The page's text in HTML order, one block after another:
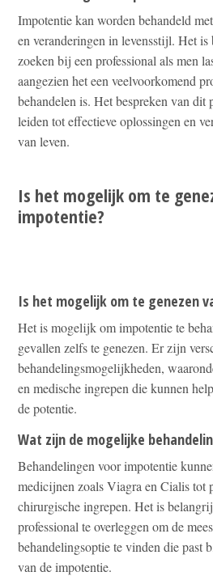
Impotentie kan worden behandeld
en veranderingen in levensstijl. Het
zoeken bij een professional als men
aangezien het een veelvoorkomend
behandelen is. Het bespreken van dit
leiden tot effectieve oplossingen en
van leven.
Is het mogelijk om te
impotentie?
Is het mogelijk om te genezen
Het is mogelijk om impotentie te
gevallen zelfs te genezen. Er zijn
behandelingsmogelijkheden,
en medische ingrepen die kunnen
de potentie.
Wat zijn de mogelijke
Behandelingen voor impotentie
medicijnen zoals Viagra en Cialis tot
chirurgische ingrepen. Het is
professional te overleggen om de
behandelingsoptie te vinden die past
van de impotentie.